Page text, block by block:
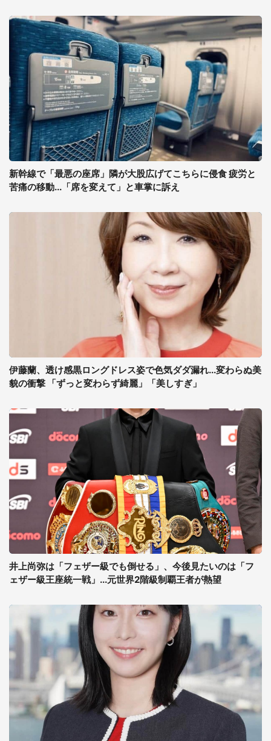
新幹線で「最悪の座席」隣が大股広げてこちらに侵食 疲労と
苦痛の移動...「席を変えて」と車掌に訴え
伊藤蘭、透け感黒ロングドレス姿で色気ダダ漏れ...変わらぬ美
貌の衝撃 「ずっと変わらず綺麗」「美しすぎ」
井上尚弥は「フェザー級でも倒せる」、今後見たいのは「フ
ェザー級王座統一戦」...元世界2階級制覇王者が熱望